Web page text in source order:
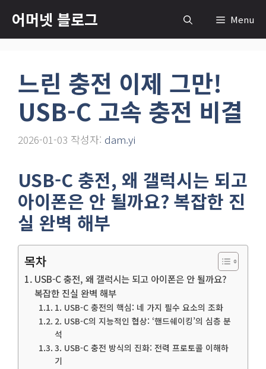
츠
어머넷 블로그 Menu
느린 충전 이제 그만!
USB-C 고속 충전 비결
2026-01-03 작성자: dam.yi
USB-C 충전, 왜 갤럭시는 되고
아이폰은 안 될까요? 복잡한 진
실 완벽 해부
목차
USB-C 충전, 왜 갤럭시는 되고 아이폰은 안 될까요?
복잡한 진실 완벽 해부
1. USB-C 충전의 핵심: 네 가지 필수 요소의 조화
2. USB-C의 지능적인 협상: ‘핸드쉐이킹’의 심층 분
석
3. USB-C 충전 방식의 진화: 전력 프로토콜 이해하
기